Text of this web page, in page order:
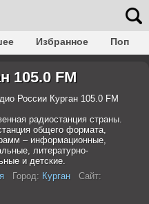
Избранное
Поп
Дип-хаус
105.0 FM
России Курган 105.0 FM
радиостанция страны.
общего формата,
– информационные,
литературно-
и детские.
Город: Курган
Сайт: